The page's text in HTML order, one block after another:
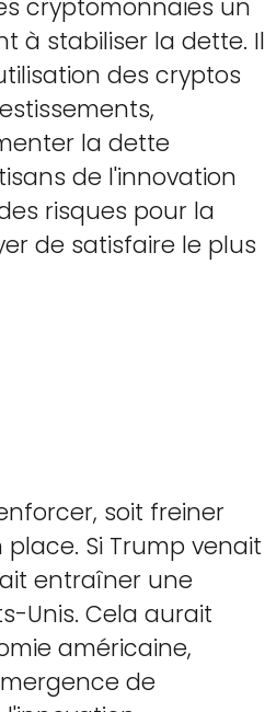
cryptomonnaies un
à stabiliser la dette. Il
des cryptos
la dette
de l'innovation
risques pour la
de satisfaire le plus
soit freiner
Si Trump venait
entraîner une
Unis. Cela aurait
américaine,
de